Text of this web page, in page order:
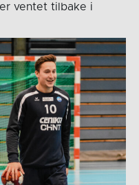
ventet tilbake i